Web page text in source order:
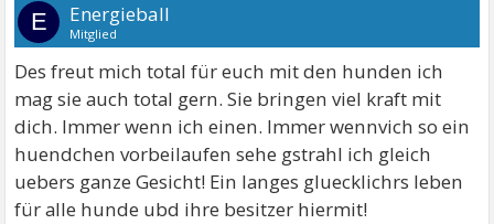
E Energieball
Mitglied
Des freut mich total für euch mit den hunden ich
mag sie auch total gern. Sie bringen viel kraft mit
dich. Immer wenn ich einen. Immer wennvich so ein
huendchen vorbeilaufen sehe gstrahl ich gleich
uebers ganze Gesicht! Ein langes gluecklichrs leben
für alle hunde ubd ihre besitzer hiermit!